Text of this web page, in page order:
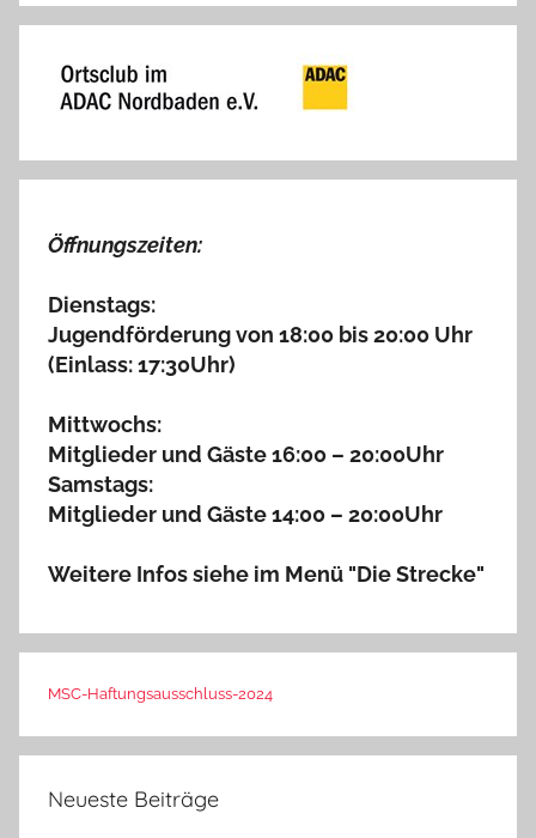
Öffnungszeiten:
Dienstags:
Jugendförderung von 18:00 bis 20:00 Uhr
(Einlass: 17:30Uhr)
Mittwochs:
Mitglieder und Gäste 16:00 – 20:00Uhr
Samstags:
Mitglieder und Gäste 14:00 – 20:00Uhr
Weitere Infos siehe im Menü "Die Strecke"
MSC-Haftungsausschluss-2024
Neueste Beiträge